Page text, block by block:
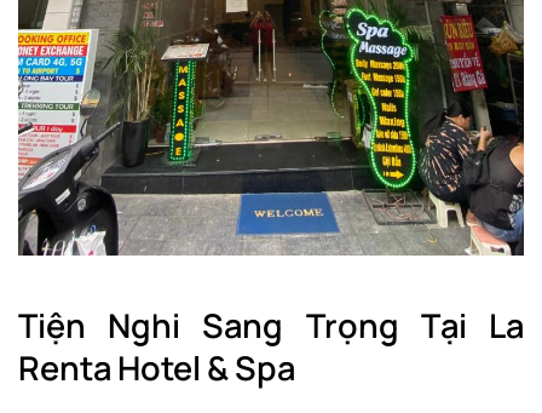
Tiện Nghi Sang Trọng Tại La
Renta Hotel & Spa